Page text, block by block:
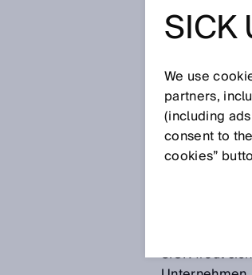
G
SICK freut
SICK
We use
partners,
(including
consent to
cookies”